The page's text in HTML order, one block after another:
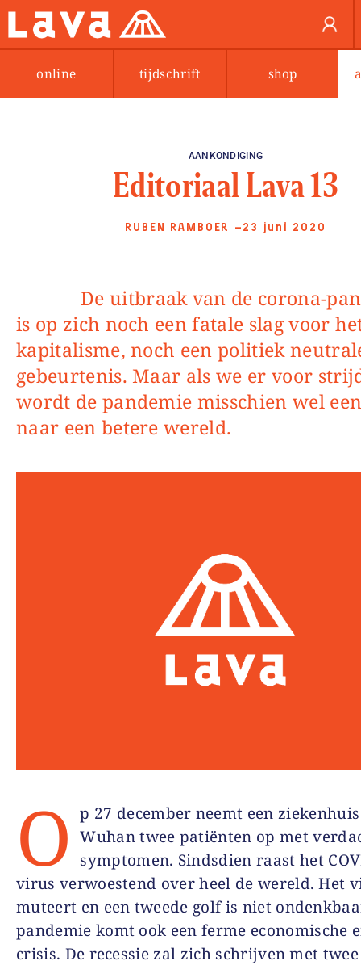
online tijdschrift shop
AANKONDIGING
Editoriaal Lava 13
RUBEN RAMBOER —23 juni 2020
De uitbraak van de corona-pandemie
is op zich noch een fatale slag voor
kapitalisme, noch een politiek
gebeurtenis. Maar als we er voor
wordt de pandemie misschien wel
naar een betere wereld.
O p 27 december neemt een
Wuhan twee patiënten op met
symptomen. Sindsdien raast het
virus verwoestend over heel de wereld. Het
muteert en een tweede golf is niet
pandemie komt ook een ferme economische
crisis. De recessie zal zich schrijven met